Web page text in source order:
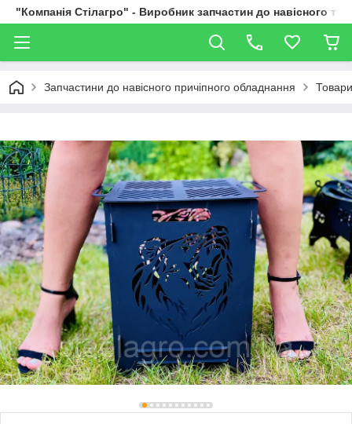
"Компанія Стілагро" - Виробник запчастин до навісного та
Запчастини до навісного причіпного обладнання